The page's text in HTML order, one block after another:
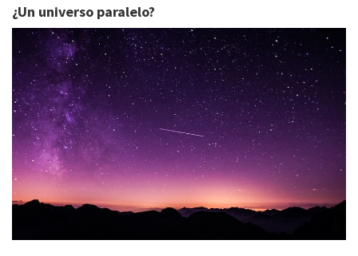
¿Un universo paralelo?